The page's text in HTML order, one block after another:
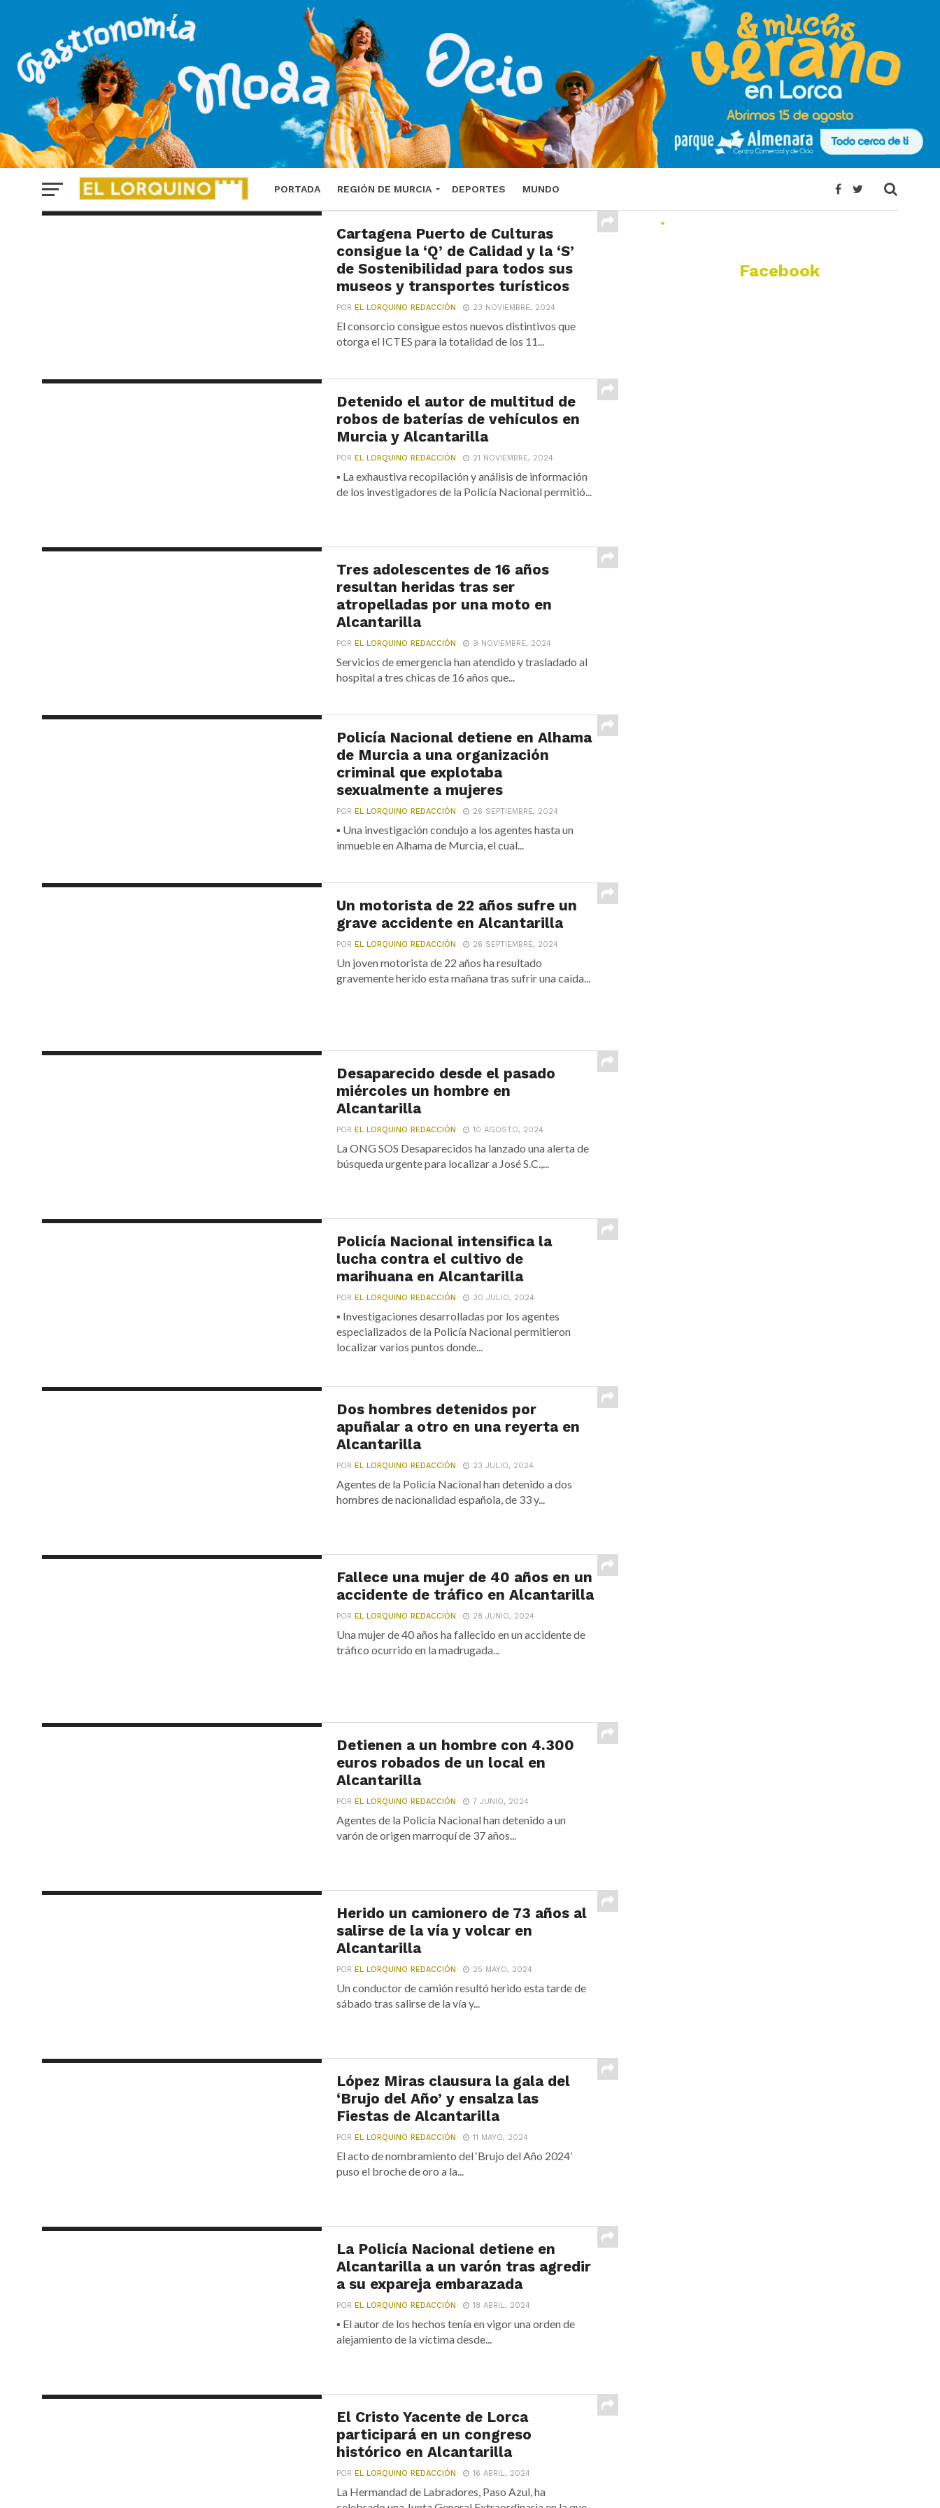
PORTADA REGIÓN DE MURCIA DEPORTES MUNDO
Cartagena Puerto de Culturas
consigue la ‘Q’ de Calidad y la ‘S’
de Sostenibilidad para todos sus
museos y transportes turísticos
POREL LORQUINO REDACCIÓN 23 NOVIEMBRE, 2024
El consorcio consigue estos nuevos distintivos que
otorga el ICTES para la totalidad de los 11...
Detenido el autor de multitud de
robos de baterías de vehículos en
Murcia y Alcantarilla
POREL LORQUINO REDACCIÓN 21 NOVIEMBRE, 2024
▪ La exhaustiva recopilación y análisis de información
de los investigadores de la Policía Nacional permitió...
Tres adolescentes de 16 años
resultan heridas tras ser
atropelladas por una moto en
Alcantarilla
POREL LORQUINO REDACCIÓN 9 NOVIEMBRE, 2024
Servicios de emergencia han atendido y trasladado al
hospital a tres chicas de 16 años que...
Policía Nacional detiene en Alhama
de Murcia a una organización
criminal que explotaba
sexualmente a mujeres
POREL LORQUINO REDACCIÓN 26 SEPTIEMBRE, 2024
▪ Una investigación condujo a los agentes hasta un
inmueble en Alhama de Murcia, el cual...
Un motorista de 22 años sufre un
grave accidente en Alcantarilla
POREL LORQUINO REDACCIÓN 26 SEPTIEMBRE, 2024
Un joven motorista de 22 años ha resultado
gravemente herido esta mañana tras sufrir una caída...
Desaparecido desde el pasado
miércoles un hombre en
Alcantarilla
POREL LORQUINO REDACCIÓN 10 AGOSTO, 2024
La ONG SOS Desaparecidos ha lanzado una alerta de
búsqueda urgente para localizar a José S.C.,...
Policía Nacional intensifica la
lucha contra el cultivo de
marihuana en Alcantarilla
POREL LORQUINO REDACCIÓN 30 JULIO, 2024
▪ Investigaciones desarrolladas por los agentes
especializados de la Policía Nacional permitieron
localizar varios puntos donde...
Dos hombres detenidos por
apuñalar a otro en una reyerta en
Alcantarilla
POREL LORQUINO REDACCIÓN 23 JULIO, 2024
Agentes de la Policía Nacional han detenido a dos
hombres de nacionalidad española, de 33 y...
Fallece una mujer de 40 años en un
accidente de tráfico en Alcantarilla
POREL LORQUINO REDACCIÓN 28 JUNIO, 2024
Una mujer de 40 años ha fallecido en un accidente de
tráfico ocurrido en la madrugada...
Detienen a un hombre con 4.300
euros robados de un local en
Alcantarilla
POREL LORQUINO REDACCIÓN 7 JUNIO, 2024
Agentes de la Policía Nacional han detenido a un
varón de origen marroquí de 37 años...
Herido un camionero de 73 años al
salirse de la vía y volcar en
Alcantarilla
POREL LORQUINO REDACCIÓN 25 MAYO, 2024
Un conductor de camión resultó herido esta tarde de
sábado tras salirse de la vía y...
López Miras clausura la gala del
‘Brujo del Año’ y ensalza las
Fiestas de Alcantarilla
POREL LORQUINO REDACCIÓN 11 MAYO, 2024
El acto de nombramiento del ‘Brujo del Año 2024’
puso el broche de oro a la...
La Policía Nacional detiene en
Alcantarilla a un varón tras agredir
a su expareja embarazada ​
POREL LORQUINO REDACCIÓN 18 ABRIL, 2024
▪ El autor de los hechos tenía en vigor una orden de
alejamiento de la víctima desde...
El Cristo Yacente de Lorca
participará en un congreso
histórico en Alcantarilla
POREL LORQUINO REDACCIÓN 16 ABRIL, 2024
La Hermandad de Labradores, Paso Azul, ha
.
Facebook